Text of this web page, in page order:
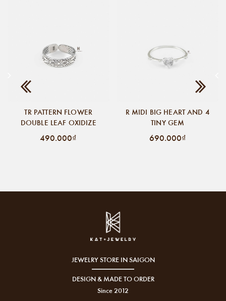
TR PATTERN FLOWER
DOUBLE LEAF OXIDIZE
490.000₫
R MIDI BIG HEART AND 4
TINY GEM
690.000₫
JEWELRY STORE IN SAIGON
DESIGN & MADE TO ORDER
Since 2012